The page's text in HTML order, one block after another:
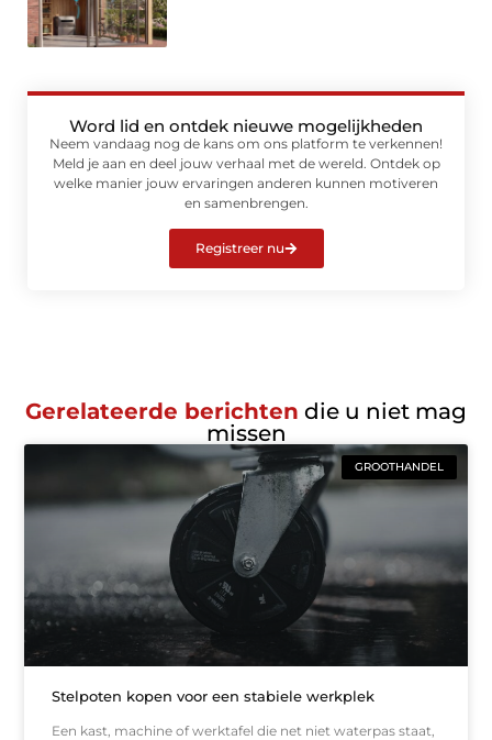
Word lid en ontdek nieuwe mogelijkheden
Neem vandaag nog de kans om ons platform te verkennen!
Meld je aan en deel jouw verhaal met de wereld. Ontdek op
welke manier jouw ervaringen anderen kunnen motiveren
en samenbrengen.
Registreer nu
Gerelateerde berichten die u niet mag
missen
GROOTHANDEL
Stelpoten kopen voor een stabiele werkplek
Een kast, machine of werktafel die net niet waterpas staat,